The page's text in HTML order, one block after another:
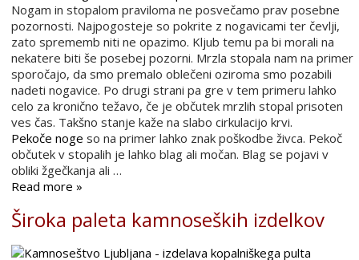
Nogam in stopalom praviloma ne posvečamo prav posebne
pozornosti. Najpogosteje so pokrite z nogavicami ter čevlji,
zato sprememb niti ne opazimo. Kljub temu pa bi morali na
nekatere biti še posebej pozorni. Mrzla stopala nam na primer
sporočajo, da smo premalo oblečeni oziroma smo pozabili
nadeti nogavice. Po drugi strani pa gre v tem primeru lahko
celo za kronično težavo, če je občutek mrzlih stopal prisoten
ves čas. Takšno stanje kaže na slabo cirkulacijo krvi.
Pekoče noge so na primer lahko znak poškodbe živca. Pekoč
občutek v stopalih je lahko blag ali močan. Blag se pojavi v
obliki žgečkanja ali …
Read more »
Široka paleta kamnoseških izdelkov